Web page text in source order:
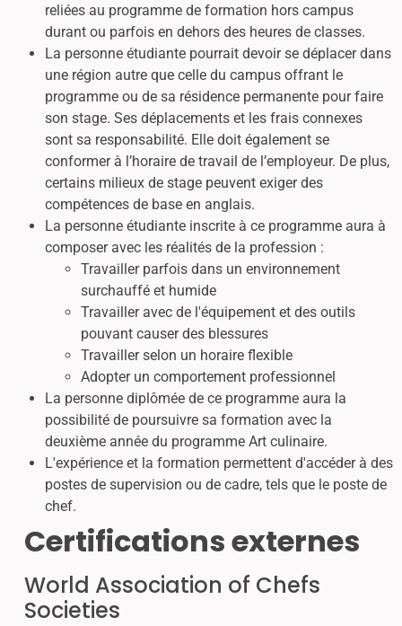
reliées au programme de formation hors campus
durant ou parfois en dehors des heures de classes.
La personne étudiante pourrait devoir se déplacer dans
une région autre que celle du campus offrant le
programme ou de sa résidence permanente pour faire
son stage. Ses déplacements et les frais connexes
sont sa responsabilité. Elle doit également se
conformer à l’horaire de travail de l’employeur. De plus,
certains milieux de stage peuvent exiger des
compétences de base en anglais.
La personne étudiante inscrite à ce programme aura à
composer avec les réalités de la profession :
Travailler parfois dans un environnement
surchauffé et humide
Travailler avec de l'équipement et des outils
pouvant causer des blessures
Travailler selon un horaire flexible
Adopter un comportement professionnel
La personne diplômée de ce programme aura la
possibilité de poursuivre sa formation avec la
deuxième année du programme Art culinaire.
L'expérience et la formation permettent d'accéder à des
postes de supervision ou de cadre, tels que le poste de
chef.
Certifications externes
World Association of Chefs
Societies